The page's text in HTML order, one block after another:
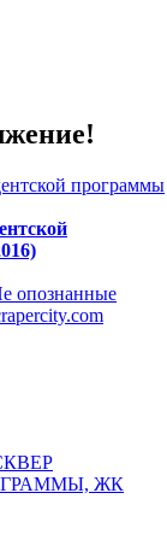
опознанные
ЖК